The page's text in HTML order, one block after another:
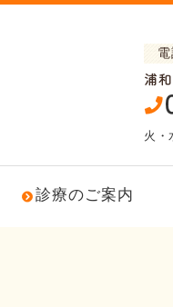
火
診療のご案内